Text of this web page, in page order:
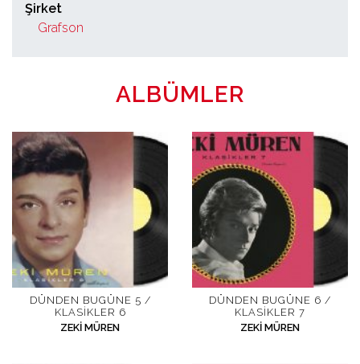
Şirket
Grafson
ALBÜMLER
DÜNDEN BUGÜNE 5 /
KLASIKLER 6
ZEKI MÜREN
DÜNDEN BUGÜNE 6 /
KLASIKLER 7
ZEKI MÜREN